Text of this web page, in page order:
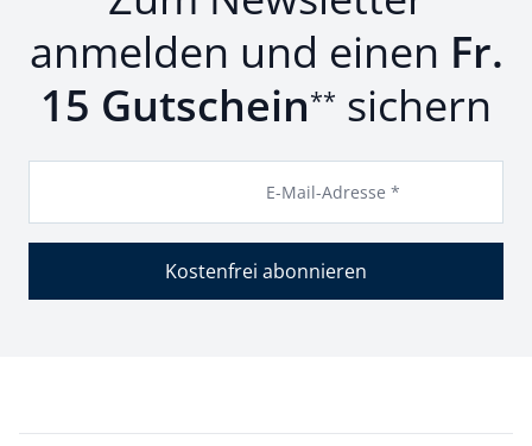
anmelden und einen Fr.
15 Gutschein** sichern
E-Mail-Adresse *
Kostenfrei abonnieren